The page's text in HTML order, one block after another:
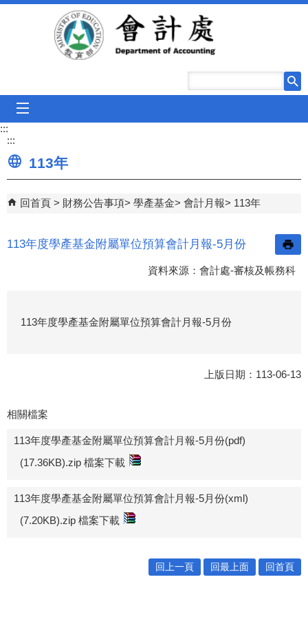
跳到主要內容區塊
:::
:::
113年
回首頁 財務公告事項 學產基金 會計月報 113年
113年度學產基金附屬單位預算會計月報-5月份
資料來源：會計處-審核及帳務科
113年度學產基金附屬單位預算會計月報-5月份
上版日期：113-06-13
相關檔案
113年度學產基金附屬單位預算會計月報-5月份(pdf)
(17.36KB).zip 檔案下載
113年度學產基金附屬單位預算會計月報-5月份(xml)
(7.20KB).zip 檔案下載
回上一頁 回最上面 回首頁